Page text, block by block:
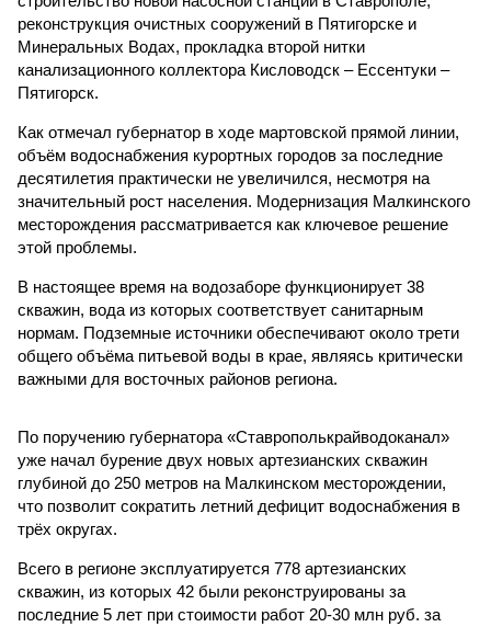
реконструкция очистных сооружений в Пятигорске и
Минеральных Водах, прокладка второй нитки
канализационного коллектора Кисловодск – Ессентуки –
Пятигорск.
Как отмечал губернатор в ходе мартовской прямой линии,
объём водоснабжения курортных городов за последние
десятилетия практически не увеличился, несмотря на
значительный рост населения. Модернизация Малкинского
месторождения рассматривается как ключевое решение
этой проблемы.
В настоящее время на водозаборе функционирует 38
скважин, вода из которых соответствует санитарным
нормам. Подземные источники обеспечивают около трети
общего объёма питьевой воды в крае, являясь критически
важными для восточных районов региона.
По поручению губернатора «Ставрополькрайводоканал»
уже начал бурение двух новых артезианских скважин
глубиной до 250 метров на Малкинском месторождении,
что позволит сократить летний дефицит водоснабжения в
трёх округах.
Всего в регионе эксплуатируется 778 артезианских
скважин, из которых 42 были реконструированы за
последние 5 лет при стоимости работ 20-30 млн руб. за